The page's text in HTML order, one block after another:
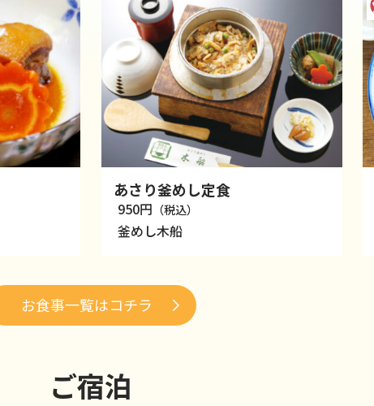
あさり釜めし定食
950円 （税込）
釜めし木船
お食事一覧はコチラ
ご宿泊